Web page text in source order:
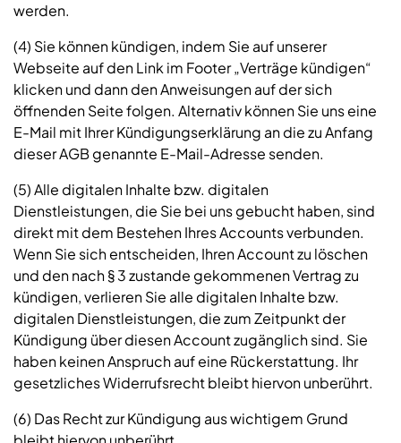
werden.
(4) Sie können kündigen, indem Sie auf unserer
Webseite auf den Link im Footer „Verträge kündigen“
klicken und dann den Anweisungen auf der sich
öffnenden Seite folgen. Alternativ können Sie uns eine
E-Mail mit Ihrer Kündigungserklärung an die zu Anfang
dieser AGB genannte E-Mail-Adresse senden.
(5) Alle digitalen Inhalte bzw. digitalen
Dienstleistungen, die Sie bei uns gebucht haben, sind
direkt mit dem Bestehen Ihres Accounts verbunden.
Wenn Sie sich entscheiden, Ihren Account zu löschen
und den nach § 3 zustande gekommenen Vertrag zu
kündigen, verlieren Sie alle digitalen Inhalte bzw.
digitalen Dienstleistungen, die zum Zeitpunkt der
Kündigung über diesen Account zugänglich sind. Sie
haben keinen Anspruch auf eine Rückerstattung. Ihr
gesetzliches Widerrufsrecht bleibt hiervon unberührt.
(6) Das Recht zur Kündigung aus wichtigem Grund